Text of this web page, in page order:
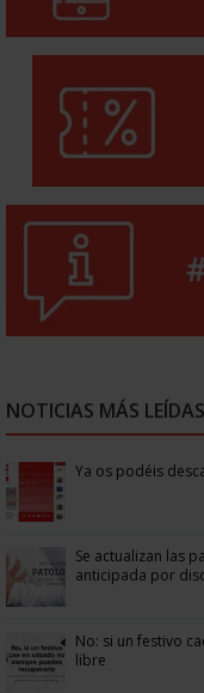
NOTICIAS MÁS LEÍDAS
Ya os podéis
Se actualizan las
anticipada por
No: si un festivo
libre